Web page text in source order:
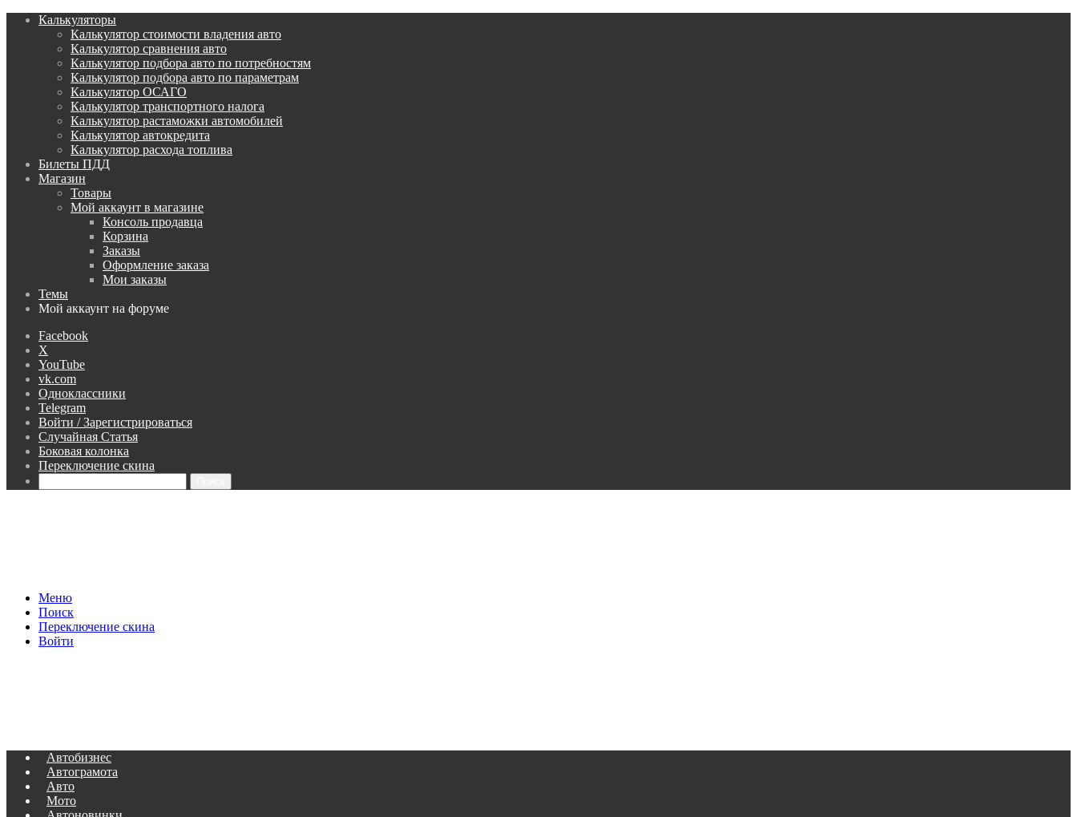
Калькуляторы
Калькулятор стоимости владения авто
Калькулятор сравнения авто
Калькулятор подбора авто по потребностям
Калькулятор подбора авто по параметрам
Калькулятор ОСАГО
Калькулятор транспортного налога
Калькулятор растаможки автомобилей
Калькулятор автокредита
Калькулятор расхода топлива
Билеты ПДД
Магазин
Товары
Мой аккаунт в магазине
Консоль продавца
Корзина
Заказы
Оформление заказа
Мои заказы
Темы
Мой аккаунт на форуме
Facebook
X
YouTube
vk.com
Одноклассники
Telegram
Войти / Зарегистрироваться
Случайная Статья
Боковая колонка
Переключение скина
Меню
Поиск
Переключение скина
Войти
Автобизнес
Автограмота
Авто
Мото